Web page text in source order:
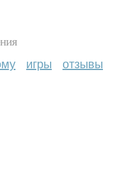
игры отзывы